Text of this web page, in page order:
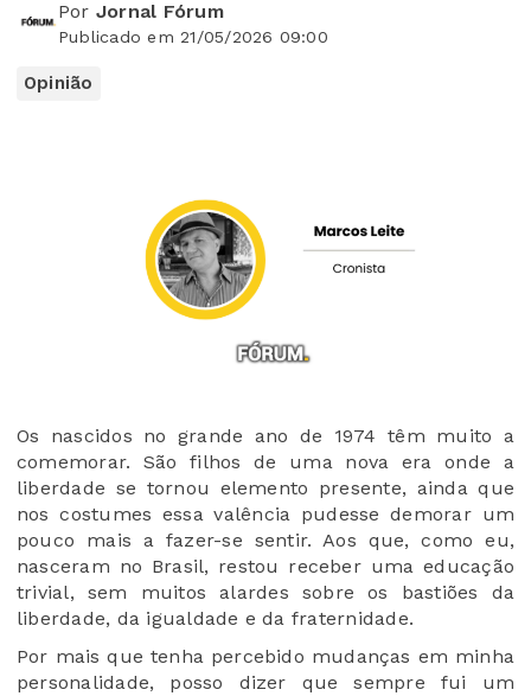
Por Jornal Fórum
Publicado em 21/05/2026 09:00
Opinião
Os nascidos no grande ano de 1974 têm muito a
comemorar. São filhos de uma nova era onde a
liberdade se tornou elemento presente, ainda que
nos costumes essa valência pudesse demorar um
pouco mais a fazer-se sentir. Aos que, como eu,
nasceram no Brasil, restou receber uma educação
trivial, sem muitos alardes sobre os bastiões da
liberdade, da igualdade e da fraternidade.
Por mais que tenha percebido mudanças em minha
personalidade, posso dizer que sempre fui um